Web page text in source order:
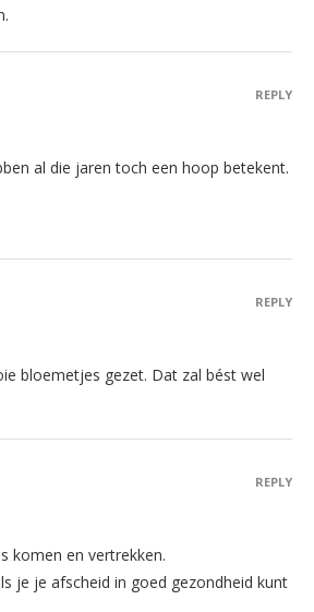
al die jaren toch een hoop betekent.
REPLY
bloemetjes gezet. Dat zal bést wel
REPLY
komen en vertrekken.
je je afscheid in goed gezondheid kunt
REPLY